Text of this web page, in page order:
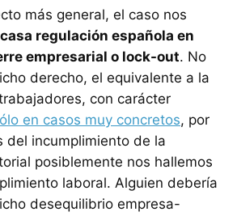
más general, el caso nos
regulación española en
empresarial o lock-out. No
derecho, el equivalente a la
con carácter
en casos muy concretos, por
del incumplimiento de la
posiblemente nos hallemos
laboral. Alguien debería
desequilibrio empresa-